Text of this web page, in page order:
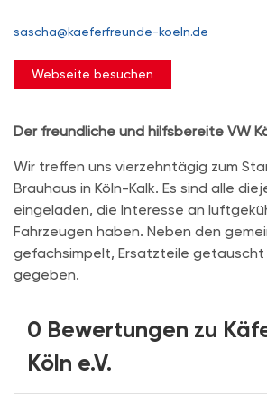
sascha@kaeferfreunde-koeln.de
Webseite besuchen
Der freundliche und hilfsbereite VW
Wir treffen uns vierzehntägig zum
Brauhaus in Köln-Kalk. Es sind alle
eingeladen, die Interesse an
Fahrzeugen haben. Neben den
gefachsimpelt, Ersatzteile getauscht
gegeben.
0 Bewertungen zu
Köln e.V.